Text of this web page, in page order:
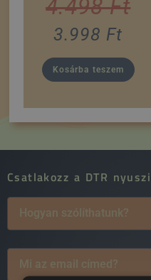
4.498Ft
3.998 Ft
Kosárba teszem
Csatlakozz a DTR